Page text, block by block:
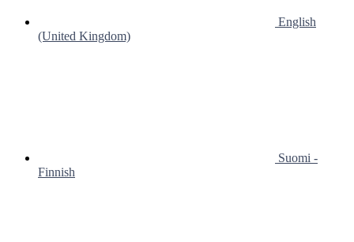
English
(United Kingdom)
Suomi -
Finnish